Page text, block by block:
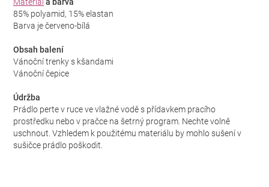
Materiál a barva
85% polyamid, 15% elastan
Barva je červeno-bílá
Obsah balení
Vánoční trenky s kšandami
Vánoční čepice
Údržba
Prádlo perte v ruce ve vlažné vodě s přídavkem pracího
prostředku nebo v pračce na šetrný program. Nechte volně
uschnout. Vzhledem k použitému materiálu by mohlo sušení v
sušičce prádlo poškodit.